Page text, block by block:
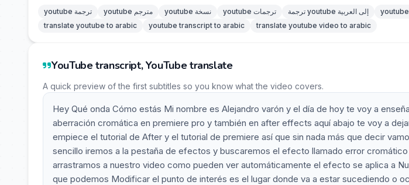
youtube ترجمة youtube مترجم youtube نسخة youtube ترجمات ترجمة youtube إلى العربية
translate youtube to arabic
youtube transcript to arabic translate youtube video to arabic
YouTube transcript, YouTube translate
A quick preview of the first subtitles so you know what the video covers.
Hey Qué onda Cómo estás Mi nombre es Alejandro varón y el día de hoy te voy a
aberración cromática en premiere pro y también en after effects aquí abajo te voy a
empiece el tutorial de After y el tutorial de premiere así que sin nada más que decir
sencillo iremos a la pestaña de efectos y buscaremos el efecto llamado error
arrastramos a nuestro video como pueden ver automáticamente el efecto se aplica a
que podemos Modificar el punto de interés es el lugar donde va a estar sucediendo o